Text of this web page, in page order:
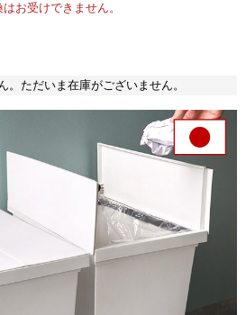
お受けできません。
。ただいま在庫がございません。